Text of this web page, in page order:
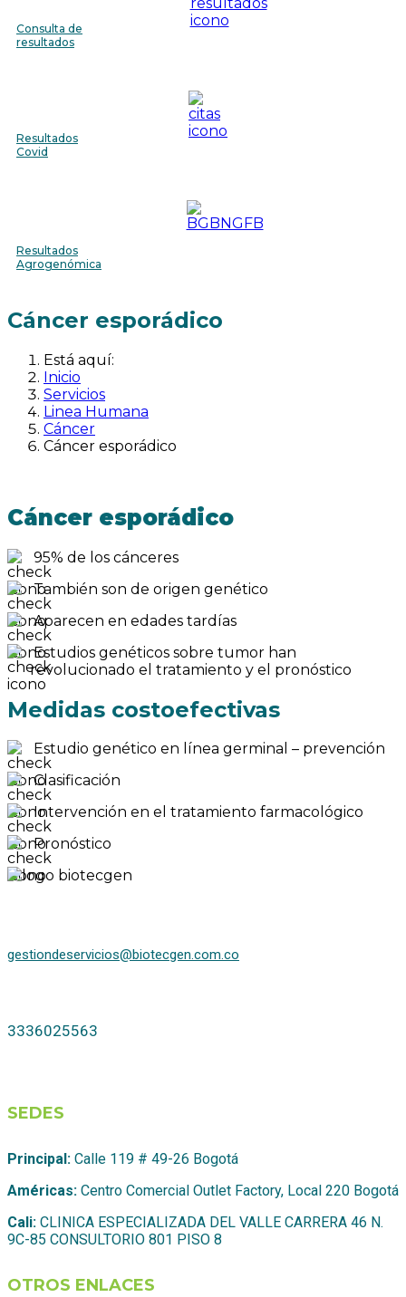
Consulta de
resultados
Resultados
Covid
Resultados
Agrogenómica
Cáncer esporádico
Está aquí:
Inicio
Servicios
Linea Humana
Cáncer
Cáncer esporádico
Cáncer esporádico
95% de los cánceres
También son de origen genético
Aparecen en edades tardías
Estudios genéticos sobre tumor han
revolucionado el tratamiento y el pronóstico
Medidas costoefectivas
Estudio genético en línea germinal – prevención
Clasificación
Intervención en el tratamiento farmacológico
Pronóstico
gestiondeservicios@biotecgen.com.co
3336025563
SEDES
Principal: Calle 119 # 49-26 Bogotá
Américas: Centro Comercial Outlet Factory, Local 220 Bogotá
Cali: CLINICA ESPECIALIZADA DEL VALLE CARRERA 46 N.
9C-85 CONSULTORIO 801 PISO 8
OTROS ENLACES